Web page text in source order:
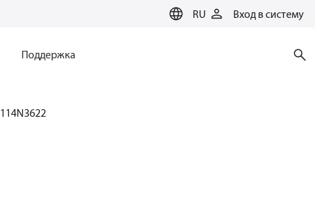
RU Вход в систему
Поддержка
114N3622